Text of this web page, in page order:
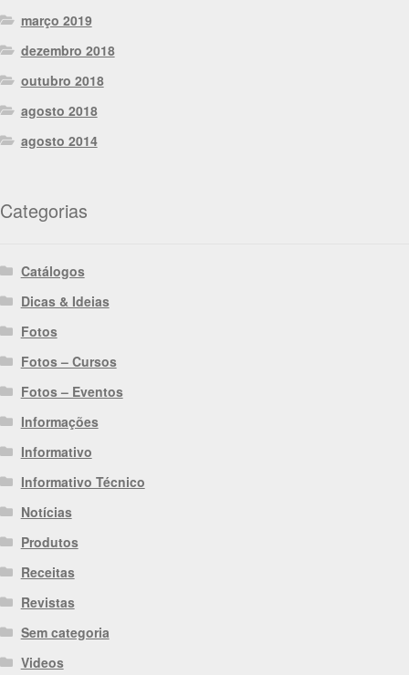
março 2019
dezembro 2018
outubro 2018
agosto 2018
agosto 2014
Categorias
Catálogos
Dicas & Ideias
Fotos
Fotos – Cursos
Fotos – Eventos
Informações
Informativo
Informativo Técnico
Notícias
Produtos
Receitas
Revistas
Sem categoria
Videos